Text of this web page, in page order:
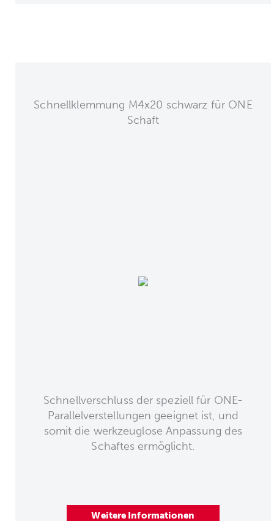
Schnellklemmung M4x20 schwarz für ONE
Schaft
Schnellverschluss der speziell für ONE-
Parallelverstellungen geeignet ist, und
somit die werkzeuglose Anpassung des
Schaftes ermöglicht.
Weitere Informationen